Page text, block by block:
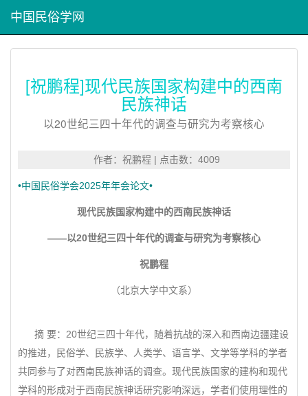
中国民俗学网
[祝鹏程]现代民族国家构建中的西南
民族神话
以20世纪三四十年代的调查与研究为考察核心
作者：祝鹏程 | 点击数：4009
•中国民俗学会2025年年会论文•
现代民族国家构建中的西南民族神话
——以20世纪三四十年代的调查与研究为考察核心
祝鹏程
（北京大学中文系）
摘 要：20世纪三四十年代，随着抗战的深入和西南边疆建设
的推进，民俗学、民族学、人类学、语言学、文学等学科的学者
共同参与了对西南民族神话的调查。现代民族国家的建构和现代
学科的形成对于西南民族神话研究影响深远，学者们使用理性的